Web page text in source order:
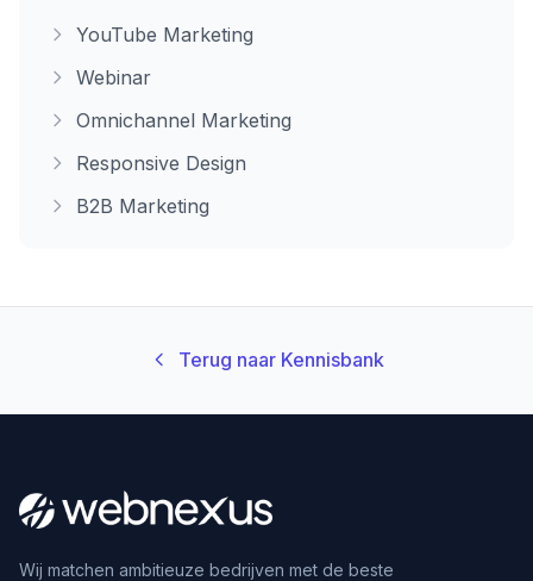
YouTube Marketing
Webinar
Omnichannel Marketing
Responsive Design
B2B Marketing
Terug naar Kennisbank
Wij matchen ambitieuze bedrijven met de beste